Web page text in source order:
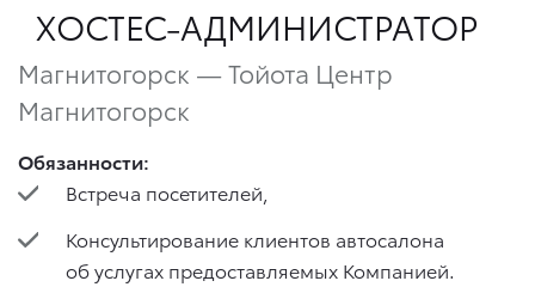
ХОСТЕС-АДМИНИСТРАТОР
Магнитогорск — Тойота Центр
Магнитогорск
Обязанности:
Встреча посетителей,
Консультирование клиентов автосалона
об услугах предоставляемых Компанией.